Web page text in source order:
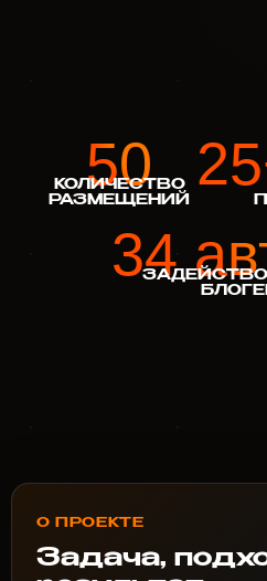
50
КОЛИЧЕСТВО
РАЗМЕЩЕНИЙ
34
О ПРОЕКТЕ
Задача,